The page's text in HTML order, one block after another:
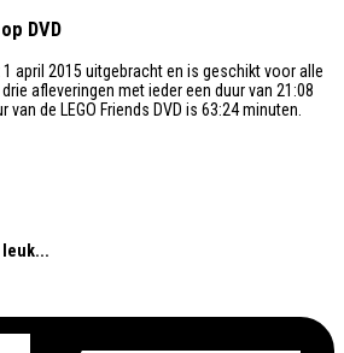
DVD
1 april 2015 uitgebracht en is geschikt voor alle
afleveringen met ieder een duur van 21:08
de LEGO Friends DVD is 63:24 minuten.
leuk...